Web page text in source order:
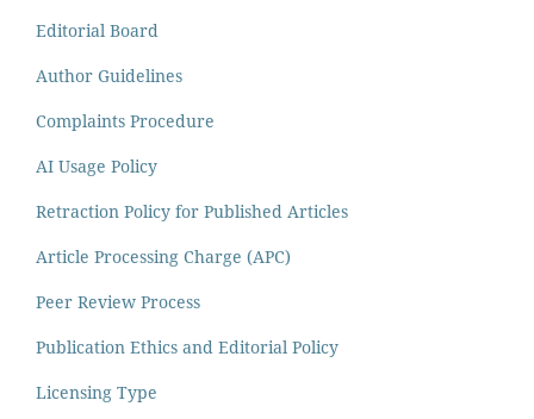
Editorial Board
Author Guidelines
Complaints Procedure
AI Usage Policy
Retraction Policy for Published Articles
Article Processing Charge (APC)
Peer Review Process
Publication Ethics and Editorial Policy
Licensing Type